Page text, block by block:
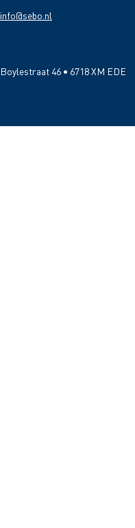
info@sebo.nl
Boylestraat 46 • 6718 XM EDE